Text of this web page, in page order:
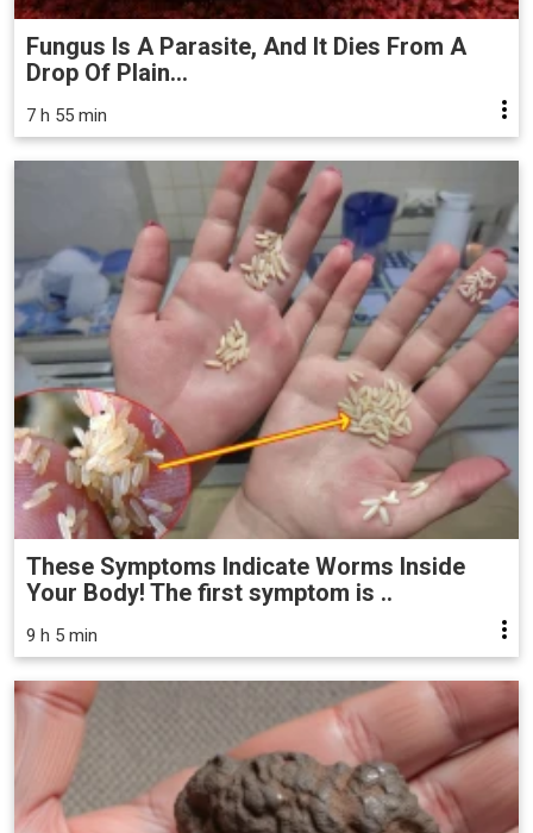
Fungus Is A Parasite, And It Dies From A
Drop Of Plain...
7 h 55 min
These Symptoms Indicate Worms Inside
Your Body! The first symptom is ..
9 h 5 min